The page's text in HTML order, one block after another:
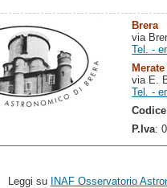
Brera
via
Tel. -
Merate
via E.
Tel. -
P.Iva:
Leggi su INAF Osservatorio